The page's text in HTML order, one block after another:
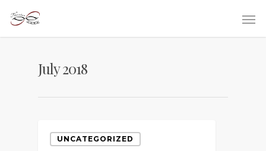
July 2018
UNCATEGORIZED